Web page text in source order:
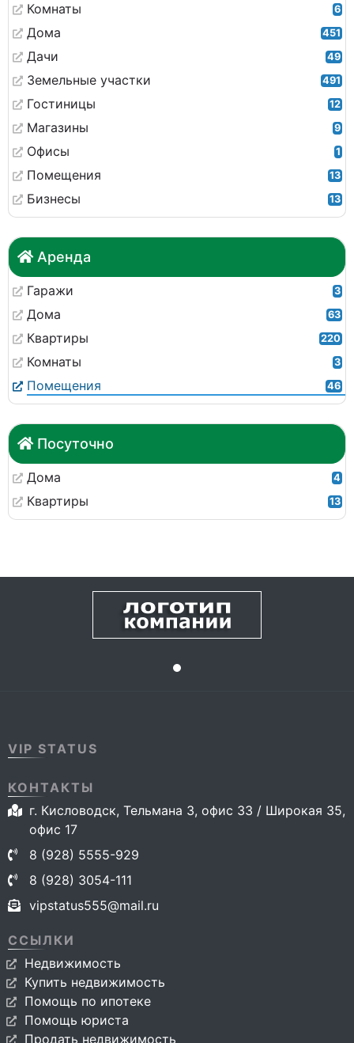
Комнаты 6
Дома 451
Дачи 49
Земельные участки 491
Гостиницы 12
Магазины 9
Офисы 1
Помещения 13
Бизнесы 13
Аренда
Гаражи 3
Дома 63
Квартиры 220
Комнаты 3
Помещения 46
Посуточно
Дома 4
Квартиры 13
VIP STATUS
КОНТАКТЫ
г. Кисловодск, Тельмана 3, офис 33 / Широкая 35,
офис 17
8 (928) 5555-929
8 (928) 3054-111
vipstatus555@mail.ru
ССЫЛКИ
Недвижимость
Купить недвижимость
Помощь по ипотеке
Помощь юриста
Продать недвижимость